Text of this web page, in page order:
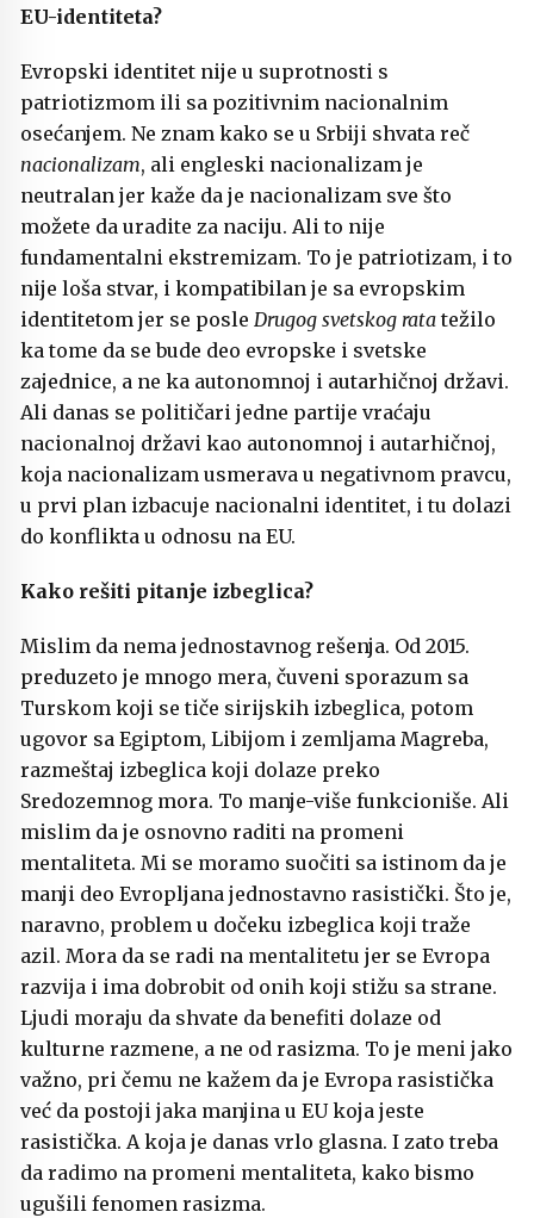
EU-identiteta?
Evropski identitet nije u suprotnosti s
patriotizmom ili sa pozitivnim nacionalnim
osećanjem. Ne znam kako se u Srbiji shvata reč
nacionalizam, ali engleski nacionalizam je
neutralan jer kaže da je nacionalizam sve što
možete da uradite za naciju. Ali to nije
fundamentalni ekstremizam. To je patriotizam, i to
nije loša stvar, i kompatibilan je sa evropskim
identitetom jer se posle Drugog svetskog rata težilo
ka tome da se bude deo evropske i svetske
zajednice, a ne ka autonomnoj i autarhičnoj državi.
Ali danas se političari jedne partije vraćaju
nacionalnoj državi kao autonomnoj i autarhičnoj,
koja nacionalizam usmerava u negativnom pravcu,
u prvi plan izbacuje nacionalni identitet, i tu dolazi
do konflikta u odnosu na EU.
Kako rešiti pitanje izbeglica?
Mislim da nema jednostavnog rešenja. Od 2015.
preduzeto je mnogo mera, čuveni sporazum sa
Turskom koji se tiče sirijskih izbeglica, potom
ugovor sa Egiptom, Libijom i zemljama Magreba,
razmeštaj izbeglica koji dolaze preko
Sredozemnog mora. To manje-više funkcioniše. Ali
mislim da je osnovno raditi na promeni
mentaliteta. Mi se moramo suočiti sa istinom da je
manji deo Evropljana jednostavno rasistički. Što je,
naravno, problem u dočeku izbeglica koji traže
azil. Mora da se radi na mentalitetu jer se Evropa
razvija i ima dobrobit od onih koji stižu sa strane.
Ljudi moraju da shvate da benefiti dolaze od
kulturne razmene, a ne od rasizma. To je meni jako
važno, pri čemu ne kažem da je Evropa rasistička
već da postoji jaka manjina u EU koja jeste
rasistička. A koja je danas vrlo glasna. I zato treba
da radimo na promeni mentaliteta, kako bismo
ugušili fenomen rasizma.